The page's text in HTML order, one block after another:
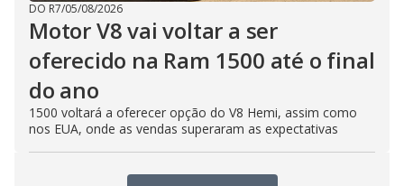
DO R7/05/08/2026
Motor V8 vai voltar a ser
oferecido na Ram 1500 até o final
do ano
1500 voltará a oferecer opção do V8 Hemi, assim como
nos EUA, onde as vendas superaram as expectativas